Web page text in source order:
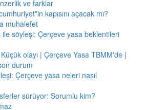
ve farklar
kapısını açacak mı?
muhalefet
söyleşi: Çerçeve yasa beklentileri
olayı | Çerçeve Yasa TBMM'de |
durum
Çerçeve yasa neleri nasıl
sürüyor: Sorumlu kim?